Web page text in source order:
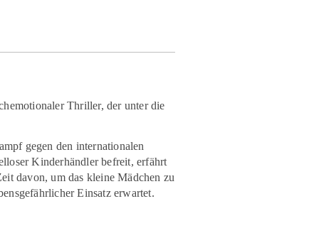
Thriller, der unter die
gegen den internationalen
Kinderhändler befreit, erfährt
davon, um das kleine Mädchen zu
Einsatz erwartet.